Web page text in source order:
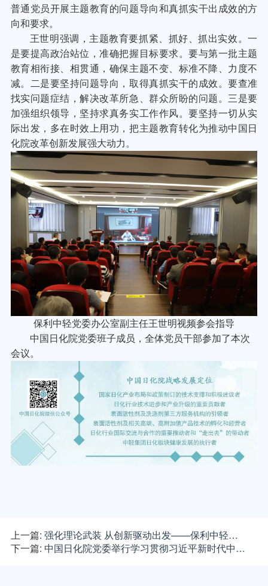
普通党员开展主题教育的问题导向和真抓实干出成效的方
向和要求。
王世明强调，主题教育要抓紧、抓好、抓出实效。一
是要提高政治站位，准确把握目标要求。要与第一批主题
教育相衔接、相贯通，确保主题不变、标准不降、力度不
减。二是要坚持问题导向，取得真抓实干的成效。要查准
找实问题症结，解决改革所急、群众所盼的问题。三是要
加强组织领导，坚持求真务实工作作风。要坚持一切从实
际出发，多在时效上用功，把主题教育转化为推动中国日
化院改革创新发展强大动力。
保利中轻党委办公室副主任王世明视频参会指导
中国日化院党委班子成员，全体党员干部参加了本次
会议。
上一篇: 强化理论武装 从创新驱动出发——保利中轻…
下一篇: 中国日化院党委举行学习贯彻习近平新时代中…